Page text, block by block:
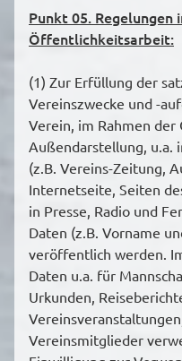
Punkt 05. Regelungen
Öffentlichkeitsarbeit:
(1) Zur Erfüllung der
Vereinszwecke und -
Verein, im Rahmen
Außendarstellung, u.a.
(z.B. Vereins-Zeitung,
Internetseite, Seiten
in Presse, Radio und
Daten (z.B. Vorname
veröffentlich werden.
Daten u.a. für
Urkunden,
Vereinsmitglieder